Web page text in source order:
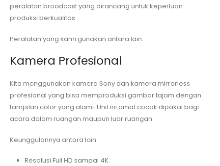
peralatan broadcast yang dirancang untuk keperluan
produksi berkualitas.
Peralatan yang kami gunakan antara lain:
Kamera Profesional
Kita menggunakan kamera Sony dan kamera mirrorless
profesional yang bisa memproduksi gambar tajam dengan
tampilan color yang alami. Unit ini amat cocok dipakai bagi
acara dalam ruangan maupun luar ruangan.
Keunggulannya antara lain:
Resolusi Full HD sampai 4K.